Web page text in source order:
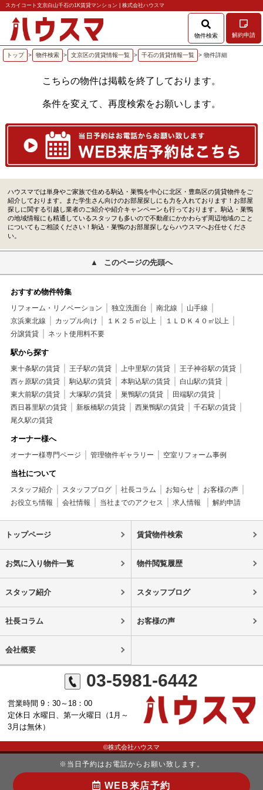
スカイコート文京白山千石の1K賃貸マンション | 株式会社ハウスマ
物件検索 解約申請
トップ > 物件検索 > 文京区の賃貸情報一覧 > 千石の賃貸情報一覧 > 物件詳細
こちらの物件は掲載を終了しております。
条件を変えて、再度検索をお願いします。
ハウスマでは単身やご家族で住める駒込・巣鴨を中心に北区・豊島区の賃貸物件をご
紹介しております。また学生さん向けのお部屋探しにも力を入れております！お部屋
探しに関する引越し業者のご紹介や紹介キャンペーンも行っております。駒込・巣鴨
の地域情報にも精通しているスタッフも多いので不動産にかかわらず周辺地域のこと
についてもご相談ください！駒込・巣鴨のお部屋探しならハウスマへお任せくださ
い。
このページの先頭へ
おすすめ物件特集
リフォーム・リノベーション 独立洗面台 南北線
山手線
京浜東北線
カップル向け １Ｋ２５㎡以上
１ＬＤＫ４０㎡以上
分譲賃貸
ネット使用料不要
駅から探す
東十条駅の賃貸 王子駅の賃貸 上中里駅の賃貸
王子神谷駅の賃貸
西ヶ原駅の賃貸
駒込駅の賃貸 本駒込駅の賃貸
白山駅の賃貸
東大前駅の賃貸
大塚駅の賃貸 巣鴨駅の賃貸
田端駅の賃貸
西日暮里駅の賃貸
新板橋駅の賃貸 西巣鴨駅の賃貸
千石駅の賃貸
尾久駅の賃貸
オーナー様へ
オーナー様専門ページ 管理物件ギャラリー 空室リフォーム事例
当社について
スタッフ紹介 スタッフブログ 社長コラム お知らせ
お客様の声
お役立ち情報
会社情報 当社までのアクセス 求人情報 解約申請
トップページ 賃貸物件検索
お気に入り物件一覧 物件閲覧履歴
スタッフ紹介 スタッフブログ
社長コラム お客様の声
会社概要
03-5981-6442
営業時間 9：30～18：00
定休日 水曜日、第一火曜日（1月～
3月は無休）
©株式会社ハウスマ
※当日予約はお電話からお願い致します。
WEB来店予約